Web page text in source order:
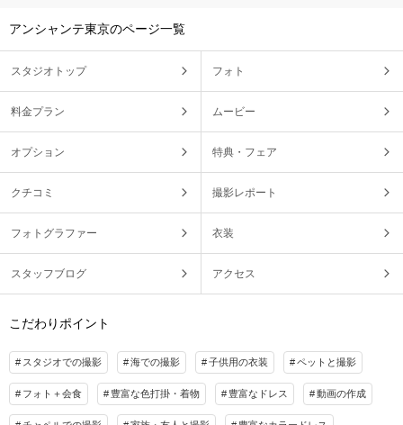
アンシャンテ東京のページ一覧
スタジオトップ フォト
料金プラン ムービー
オプション 特典・フェア
クチコミ 撮影レポート
フォトグラファー 衣装
スタッフブログ アクセス
こだわりポイント
スタジオでの撮影 海での撮影 子供用の衣装 ペットと撮影
フォト＋会食 豊富な色打掛・着物 豊富なドレス 動画の作成